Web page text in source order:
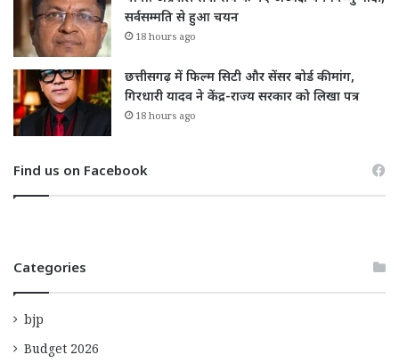
सर्वसम्मति से हुआ चयन
18 hours ago
छत्तीसगढ़ में फिल्म सिटी और सेंसर बोर्ड की मांग,
गिरधारी यादव ने केंद्र-राज्य सरकार को लिखा पत्र
18 hours ago
Find us on Facebook
Categories
bjp
Budget 2026